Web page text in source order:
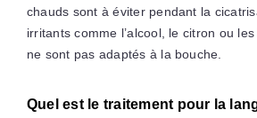
chauds sont à éviter pendant la
irritants comme l’alcool, le citron ou
ne sont pas adaptés à la bouche.
Quel est le traitement pour la